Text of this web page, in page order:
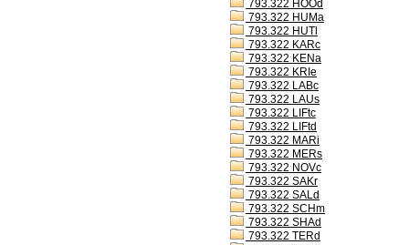
793.322 HOOd
793.322 HUMa
793.322 HUTl
793.322 KARc
793.322 KENa
793.322 KRIe
793.322 LABc
793.322 LAUs
793.322 LIFtc
793.322 LIFtd
793.322 MARi
793.322 MERs
793.322 NOVc
793.322 SAKr
793.322 SALd
793.322 SCHm
793.322 SHAd
793.322 TERd